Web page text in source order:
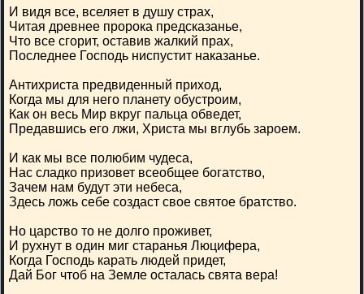
И видя все, вселяет в душу страх,
Читая древнее пророка предсказанье,
Что все сгорит, оставив жалкий прах,
Последнее Господь ниспустит наказанье.
Антихриста предвиденный приход,
Когда мы для него планету обустроим,
Как он весь Мир вкруг пальца обведет,
Предавшись его лжи, Христа мы вглубь зароем.
И как мы все полюбим чудеса,
Нас сладко призовет всеобщее богатство,
Зачем нам будут эти небеса,
Здесь ложь себе создаст свое святое братство.
Но царство то не долго проживет,
И рухнут в один миг старанья Люцифера,
Когда Господь карать людей придет,
Дай Бог чтоб на Земле осталась свята вера!